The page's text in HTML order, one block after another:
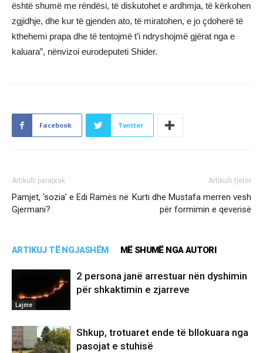
është shumë me rëndësi, të diskutohet e ardhmja, të kërkohen
zgjidhje, dhe kur të gjenden ato, të miratohen, e jo çdoherë të
kthehemi prapa dhe të tentojmë t’i ndryshojmë gjërat nga e
kaluara”, nënvizoi eurodeputeti Shider.
Facebook Twitter
Artikulli paraprak
Pamjet, ‘sozia’ e Edi Ramës në
Gjermani?
Artikulli tjetër
Kurti dhe Mustafa merren vesh
për formimin e qeverisë
ARTIKUJ TË NGJASHËM MË SHUMË NGA AUTORI
Lajme
2 persona janë arrestuar nën dyshimin
për shkaktimin e zjarreve
Shkup, trotuaret ende të bllokuara nga
pasojat e stuhisë